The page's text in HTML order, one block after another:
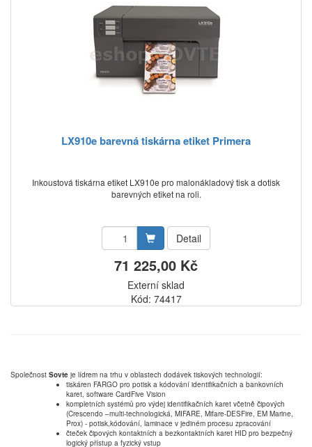
LX910e barevná tiskárna etiket Primera
Inkoustová tiskárna etiket LX910e pro malonákladový tisk a dotisk
barevných etiket na roli.
Detail
71 225,00 Kč
Externí sklad
Kód: 74417
Společnost Sovte je lídrem na trhu v oblastech dodávek tiskových technologií:
tiskáren FARGO pro potisk a kódování identifikačních a bankovních
karet, software CardFive Vision
kompletních systémů pro výdej identifikačních karet včetně čipových
(Crescendo –multi-technologická, MIFARE, Mifare-DESFire, EM Marine,
Prox) - potisk,kódování, laminace v jediném procesu zpracování
čteček čipových kontaktních a bezkontaktních karet HID pro bezpečný
logický přístup a fyzický vstup